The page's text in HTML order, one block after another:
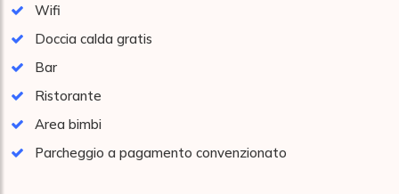
Wifi
Doccia calda gratis
Bar
Ristorante
Area bimbi
Parcheggio a pagamento convenzionato